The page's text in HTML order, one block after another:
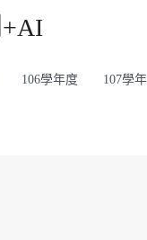
106學年度 107學